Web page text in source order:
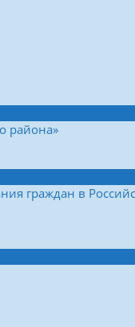
района»
граждан в